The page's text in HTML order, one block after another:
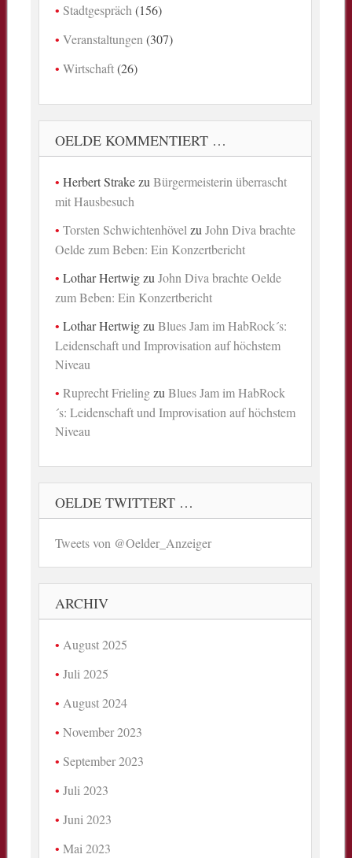
Stadtgespräch (156)
Veranstaltungen (307)
Wirtschaft(26)
OELDE KOMMENTIERT …
Herbert StrakezuBürgermeisterin überrascht
mit Hausbesuch
Torsten Schwichtenhövel zuJohn Diva brachte
Oelde zum Beben: Ein Konzertbericht
Lothar HertwigzuJohn Diva brachte Oelde
zum Beben: Ein Konzertbericht
Lothar HertwigzuBlues Jam im HabRock´s:
Leidenschaft und Improvisation auf höchstem
Niveau
Ruprecht FrielingzuBlues Jam im HabRock
´s: Leidenschaft und Improvisation auf höchstem
Niveau
OELDE TWITTERT …
Tweets von @Oelder_Anzeiger
ARCHIV
August 2025
Juli 2025
August 2024
November 2023
September 2023
Juli 2023
Juni 2023
Mai 2023